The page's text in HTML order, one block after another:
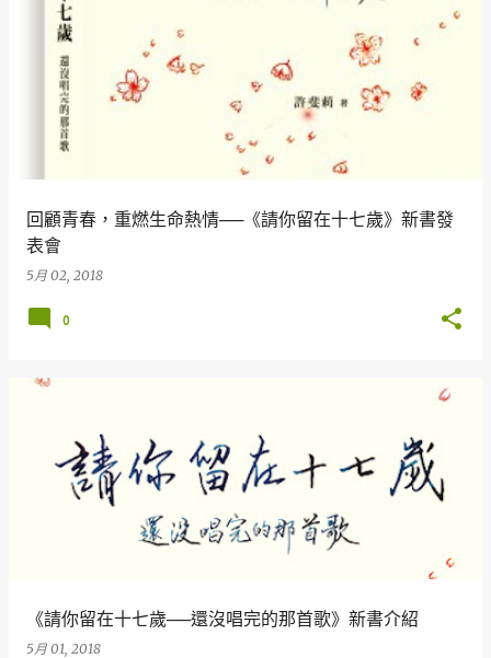
回顧青春，重燃生命熱情──《請你留在十七歲》新書發
表會
5月 02, 2018
0
《請你留在十七歲──還沒唱完的那首歌》新書介紹
5月 01, 2018